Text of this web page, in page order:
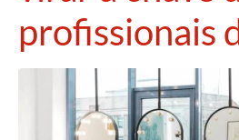
profissionais